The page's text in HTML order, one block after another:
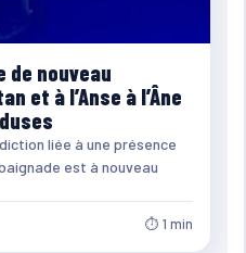
de nouveau
et à l’Anse à l’Âne
liée à une présence
est à nouveau
⏱ 1 min